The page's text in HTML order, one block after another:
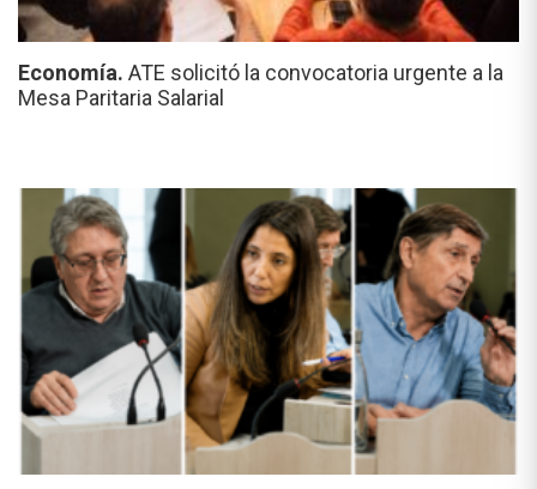
Economía. ATE solicitó la convocatoria urgente a la
Mesa Paritaria Salarial